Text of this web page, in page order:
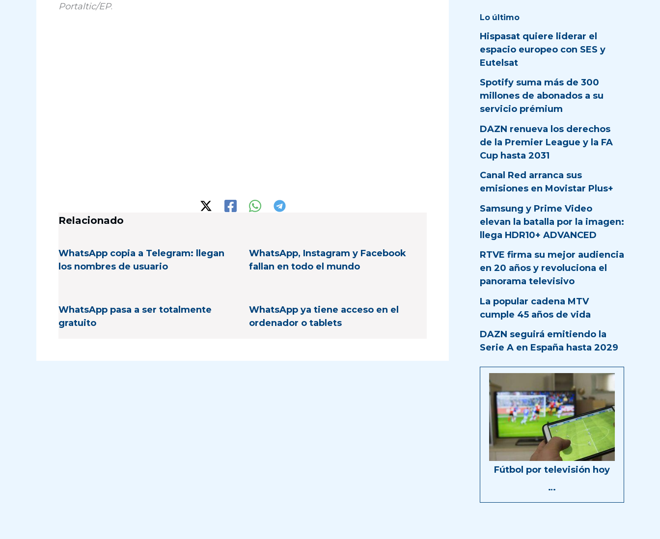
Portaltic/EP.
Relacionado
WhatsApp copia a Telegram: llegan
los nombres de usuario
WhatsApp, Instagram y Facebook
fallan en todo el mundo
WhatsApp pasa a ser totalmente
gratuito
WhatsApp ya tiene acceso en el
ordenador o tablets
Lo último
Hispasat quiere liderar el
espacio europeo con SES y
Eutelsat
Spotify suma más de 300
millones de abonados a su
servicio prémium
DAZN renueva los derechos
de la Premier League y la FA
Cup hasta 2031
Canal Red arranca sus
emisiones en Movistar Plus+
Samsung y Prime Video
elevan la batalla por la imagen:
llega HDR10+ ADVANCED
RTVE firma su mejor audiencia
en 20 años y revoluciona el
panorama televisivo
La popular cadena MTV
cumple 45 años de vida
DAZN seguirá emitiendo la
Serie A en España hasta 2029
Fútbol por televisión hoy
…